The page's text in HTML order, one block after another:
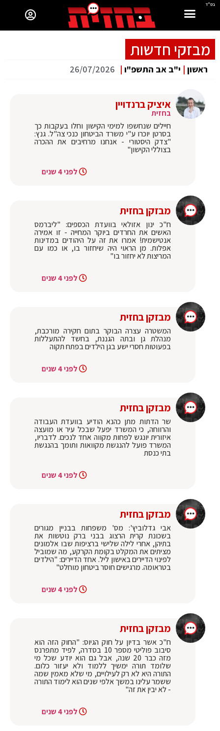
בס"ד
מבזקי חדשות
ראשון | י"ב אב התשפ"ו |
26/07/2026
איציק ברנדויין
בחזית
חיילים שנחשפו למימי הקישון וחלו בעקבות כך
בסרטן יוכרו ע"י משרד הביטחון כנכי צה"ל. גנץ:
"צדק היסטורי - אנחנו מרחיבים את ההכרה
בצוללי הקישון"
לפני 4 שנים
מבזקן בחזית
‏ח"כ ינון אזולאי בוועדת הכספים: "ליברמס
האשים את החרדים ביוקר המחייה - זו אמירה
אנטישמית! אמרו את זה על היהודים במדינות
אפלות. מן הראוי היה שיחזור בו, או כמו עם
המריצות לא יחזור בו"
לפני 4 שנים
מבזקן בחזית
המשטרה עצרה הבוקר בתום חקירה מורכבת,
מנהלת גן ובתה הגננת, בחשד להתעללות
בפעוטות חסרי ישע בגן הילדים בפתח תקוה
לפני 4 שנים
מבזקן בחזית
שר הדתות מתן כהנא הודיע בוועדת העבודה
והרווחה, כי המשרד יפעל שבכל עיר או מועצה
איזורית יונגש לפחות מקווה אחד לנכים. לדבריו,
המשרד פועל להנגשת מקוואות ותומך בהנגשת
בתי כנסת
לפני 4 שנים
מבזקן בחזית
אבי גדלוביץ': מס' משפחות בבניין מגורים
בשכונת קרית הרצוג בבני ברק נוטשות את
בתיהן, אחרי לילה שלישי ברציפות שבו אלמונים
מציתים את המקלט בקומת הקרקע, מה שמוביל
לפינוי הדיירים באישון ליל. אחד הדיירים: "הילדים
בטראומה. מרגישים חוסר ביטחון מוחלט"
לפני 4 שנים
מבזקן בחזית
ח"כ אשר בדיון על חוק הגיוס: "החוק הזה הוא
סיבוב פוליטי מספר 10 בסדרה, לפיד מתפרנס
מזה כבר 20 שנה, אבל גם הוא יודע שכל מי
שלומד תורה ימשיך ללמוד ולא יעזור כלום.
התורה היא לא רק לעילויים, מי שלא מאמין שמה
ששמר עלינו במשך אלפי שנים הוא לימוד התורה
- לא יבין את זה"
לפני 4 שנים